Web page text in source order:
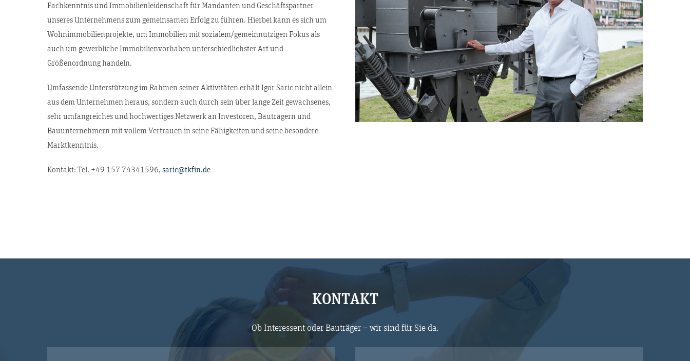
Fachkenntnis und Immobilienleidenschaft für Mandanten und Geschäftspartner
unseres Unternehmens zum gemeinsamen Erfolg zu führen. Hierbei kann es sich um
Wohnimmobilienprojekte, um Immobilien mit sozialem/gemeinnützigen Fokus als
auch um gewerbliche Immobilienvorhaben unterschiedlichster Art und
Größenordnung handeln.
Umfassende Unterstützung im Rahmen seiner Aktivitäten erhält Igor Saric nicht allein
aus dem Unternehmen heraus, sondern auch durch sein über lange Zeit gewachsenes,
sehr umfangreiches und hochwertiges Netzwerk an Investoren, Bauträgern und
Bauunternehmern mit vollem Vertrauen in seine Fähigkeiten und seine besondere
Marktkenntnis.
Kontakt: Tel. +49 157 74341596, saric@tkfin.de
KONTAKT
Ob Interessent oder Bauträger – wir sind für Sie da.